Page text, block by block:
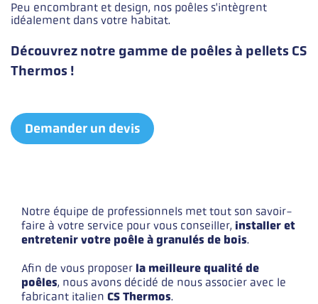
Peu encombrant et design, nos poêles s'intègrent
idéalement dans votre habitat.
Découvrez notre gamme de poêles à pellets CS
Thermos !
Demander un devis
Lignes
Notre équipe de professionnels met tout son savoir-
faire à votre service pour vous conseiller, installer et
entretenir votre poêle à granulés de bois.
Afin de vous proposer la meilleure qualité de
poêles, nous avons décidé de nous associer avec le
fabricant italien CS Thermos.